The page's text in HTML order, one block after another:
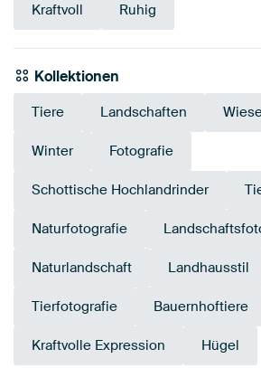
Kraftvoll Ruhig
Kollektionen
Tiere Landschaften
Winter Fotografie
Schottische Hochlandrinder
Naturfotografie
Naturlandschaft Landhausstil
Tierfotografie Bauernhoftiere
Kraftvolle Expression Hügel